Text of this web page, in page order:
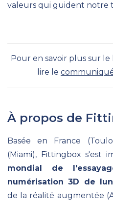
valeurs qui guident notre
Pour en savoir plus sur
lire le
À propos de
Basée en France
(Miami), Fittingbox s'est
mondial de
numérisation 3D de
de la réalité augmentée